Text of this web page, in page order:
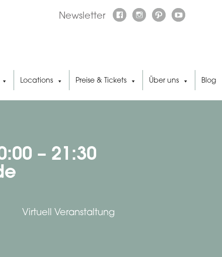
Newsletter
Locations Preise & Tickets Über uns Blog
– 21:30
Virtuell Veranstaltung